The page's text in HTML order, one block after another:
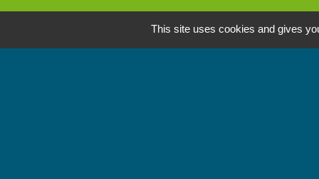
This site uses cookies and gives